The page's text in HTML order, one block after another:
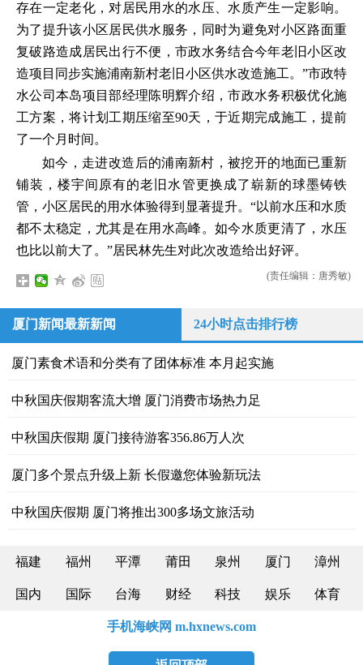
存在一定老化，对居民用水的水压、水质产生一定影响。
为了提升该小区居民供水服务，同时为避免对小区路面重
复破路造成居民出行不便，市政水务结合今年老旧小区改
造项目同步实施浦南新村老旧小区供水改造施工。”市政特
水公司本岛项目部经理陈明辉介绍，市政水务积极优化施
工方案，将计划工期压缩至90天，于近期完成施工，提前
了一个月时间。
如今，走进改造后的浦南新村，被挖开的地面已重新
铺装，楼宇间原有的老旧水管更换成了崭新的球墨铸铁
管，小区居民的用水体验得到显著提升。“以前水压和水质
都不太稳定，尤其是在用水高峰。如今水质更清了，水压
也比以前大了。”居民林先生对此次改造给出好评。
(责任编辑：唐秀敏)
厦门新闻最新新闻 24小时点击排行榜
厦门素食术语和分类有了团体标准 本月起实施
中秋国庆假期客流大增 厦门消费市场热力足
中秋国庆假期 厦门接待游客356.86万人次
厦门多个景点升级上新 长假邀您体验新玩法
中秋国庆假期 厦门将推出300多场文旅活动
福建 福州 平潭 莆田 泉州 厦门 漳州
国内 国际 台海 财经 科技 娱乐 体育
手机海峡网 m.hxnews.com